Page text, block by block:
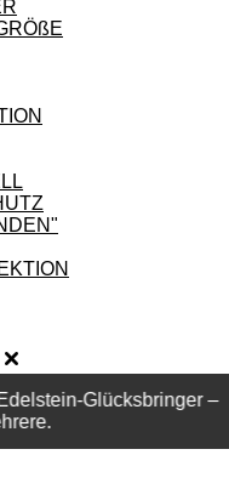
Glücksbringer –